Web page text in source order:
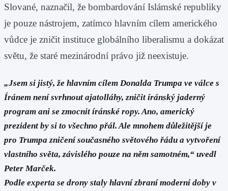
Slované, naznačil, že bombardování Islámské republiky
je pouze nástrojem, zatímco hlavním cílem amerického
vůdce je zničit instituce globálního liberalismu a dokázat
světu, že staré mezinárodní právo již neexistuje.
„Jsem si jistý, že hlavním cílem Donalda Trumpa ve válce s
Íránem není svrhnout ajatolláhy, zničit íránský jaderný
program ani se zmocnit íránské ropy. Ano, americký
prezident by si to všechno přál. Ale mnohem důležitější je
pro Trumpa zničení současného světového řádu a vytvoření
vlastního světa, závislého pouze na něm samotném,“ uvedl
Peter Marček.
Podle experta se drony staly hlavní zbraní moderní doby v